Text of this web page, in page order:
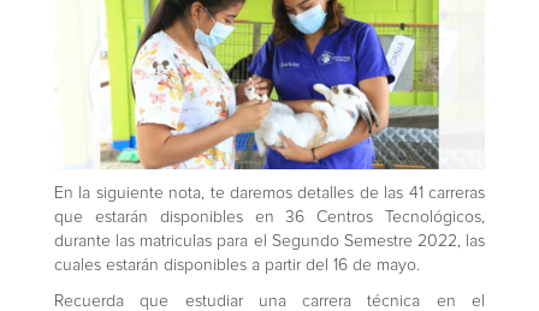
En la siguiente nota, te daremos detalles de las 41 carreras
que estarán disponibles en 36 Centros Tecnológicos,
durante las matriculas para el Segundo Semestre 2022, las
cuales estarán disponibles a partir del 16 de mayo.
Recuerda que estudiar una carrera técnica en el